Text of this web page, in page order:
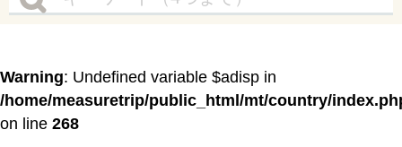
Warning: Undefined variable $adisp in
/home/measuretrip/public_html/mt/country/
on line 268